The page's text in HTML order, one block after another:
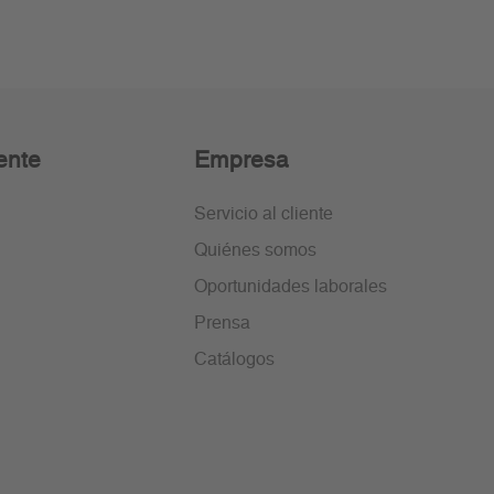
Empresa
Servicio al cliente
Quiénes somos
Oportunidades laborales
Prensa
Catálogos